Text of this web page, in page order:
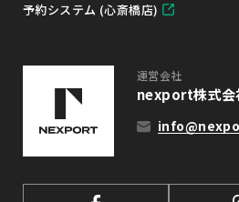
予約システム (心斎橋店)
運営会社
nexport株式会